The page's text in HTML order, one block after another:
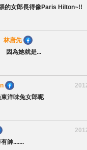
的女郎長得像Paris Hilton~!!
林唐先
因為她就是...
洋味兔女郎呢
帥.......